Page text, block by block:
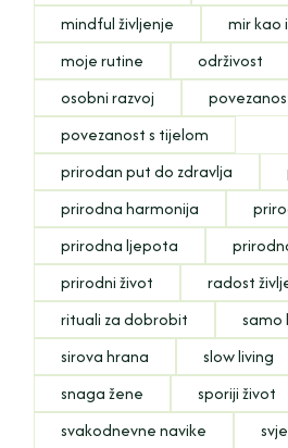
mindful življenje
mir kao
moje rutine
održivost
osobni razvoj
povezanost s tijelom
prirodan put do zdravlja
prirodna harmonija
prirodna ljepota
prirodni život
radost
rituali za dobrobit
samo
sirova hrana
slow living
snaga žene
sporiji život
svakodnevne navike